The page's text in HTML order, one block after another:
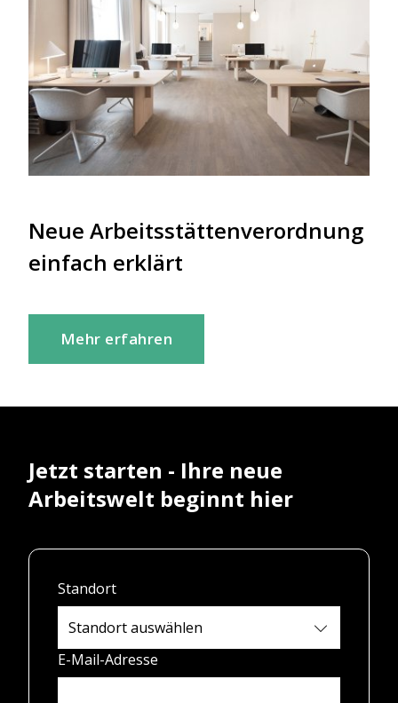
Neue Arbeitsstättenverordnung
einfach erklärt
Mehr erfahren
Jetzt starten - Ihre neue
Arbeitswelt beginnt hier
Standort
E-Mail-Adresse